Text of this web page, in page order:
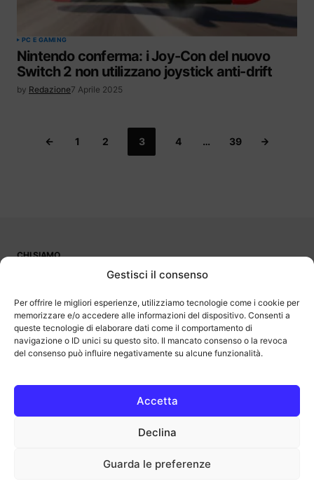
Gestisci il consenso
Per offrire le migliori esperienze, utilizziamo tecnologie come i cookie per
memorizzare e/o accedere alle informazioni del dispositivo. Consenti a
queste tecnologie di elaborare dati come il comportamento di
navigazione o ID unici su questo sito. Il mancato consenso o la revoca
del consenso può influire negativamente su alcune funzionalità.
Accetta
Declina
Guarda le preferenze
PC E GAMING
Nintendo conferma: i Joy-Con del nuovo
Switch 2 non utilizzano joystick anti-drift
by Redazione7 Aprile 2025
1 2 3 4 … 39
CHI SIAMO
OutOfBit
programma di affiliazione che consente ai siti di percepire una
commissione pubblicitaria pubblicizzando e fornendo link al sito
Amazon.it. Amazon e il logo Amazon sono marchi registrati di
Amazon.com, Inc. o delle sue affiliate.
COPYRIGHT © 2013-2025 OUTOFBIT P.IVA 04140830243, TUTTI I
outofbit.it@gmail.com | outofbit@pec.it
Note legali